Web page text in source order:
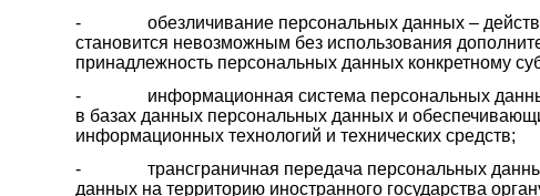
- обезличивание персональных данных –
становится невозможным без использования
принадлежность персональных данных конкретному
- информационная система персональных данных
в базах данных персональных данных и
информационных технологий и технических средств;
- трансграничная передача персональных
данных на территорию иностранного государства